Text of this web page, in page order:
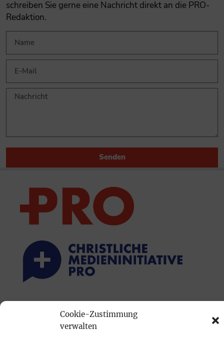
Cookie-Zustimmung
verwalten
schreiben Sie gerne eine Nachricht direkt an die PRO-
Redaktion.
Senden
PRINTAUSGABE
Mediadaten